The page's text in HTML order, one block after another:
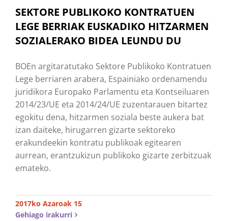
SEKTORE PUBLIKOKO KONTRATUEN
LEGE BERRIAK EUSKADIKO HITZARMEN
SOZIALERAKO BIDEA LEUNDU DU
BOEn argitaratutako Sektore Publikoko Kontratuen
Lege berriaren arabera, Espainiako ordenamendu
juridikora Europako Parlamentu eta Kontseiluaren
2014/23/UE eta 2014/24/UE zuzentarauen bitartez
egokitu dena, hitzarmen soziala beste aukera bat
izan daiteke, hirugarren gizarte sektoreko
erakundeekin kontratu publikoak egitearen
aurrean, erantzukizun publikoko gizarte zerbitzuak
emateko.
2017ko Azaroak 15
Gehiago irakurri